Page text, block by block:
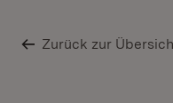
Zurück zur